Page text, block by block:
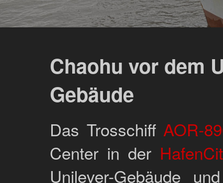
Chaohu vor dem
Gebäude
Das Trosschiff AOR-
Center in der
Unilever-Gebäude